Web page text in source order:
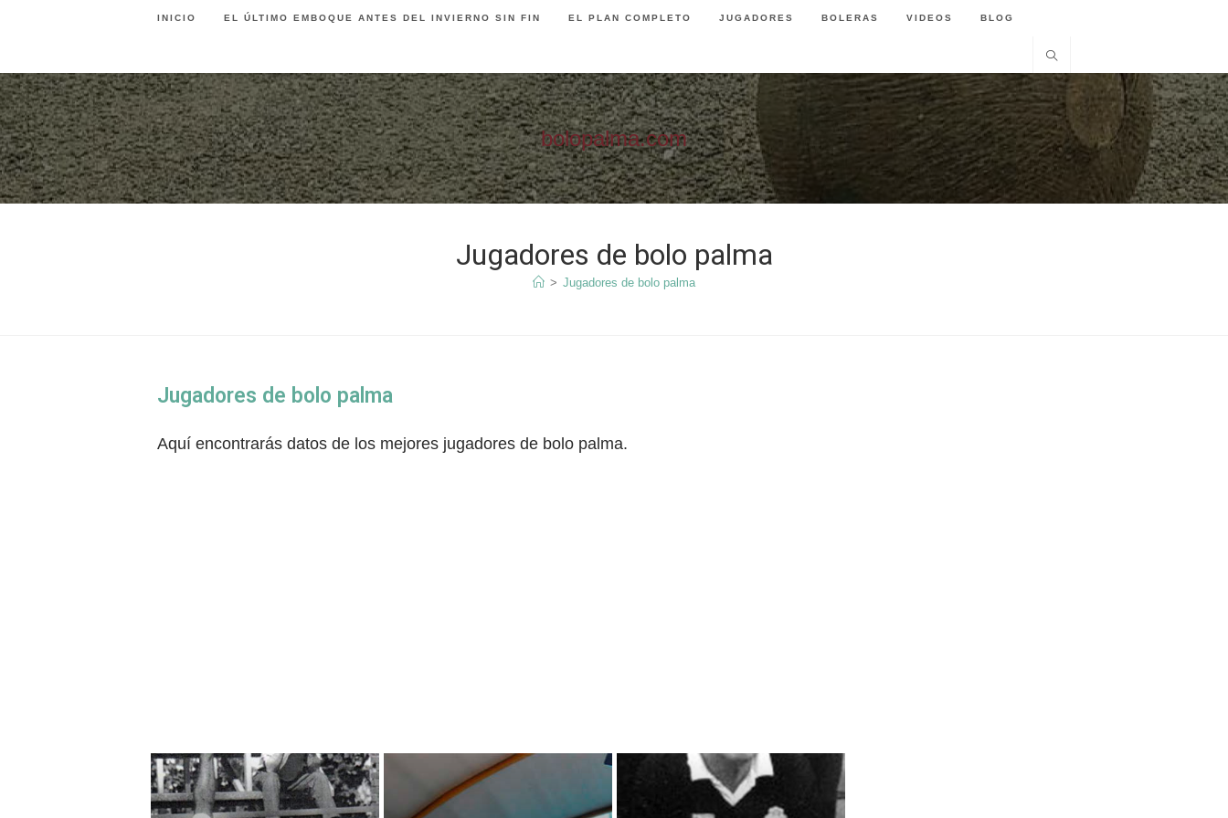
INICIO EL ÚLTIMO EMBOQUE ANTES DEL INVIERNO SIN FIN EL PLAN COMPLETO JUGADORES BOLERAS VIDEOS BLOG
bolopalma.com
Jugadores de bolo palma
> Jugadores de bolo palma
Jugadores de bolo palma
Aquí encontrarás datos de los mejores jugadores de bolo palma.